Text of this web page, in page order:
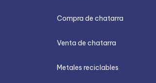
Compra de chatarra
Venta de chatarra
Metales reciclables